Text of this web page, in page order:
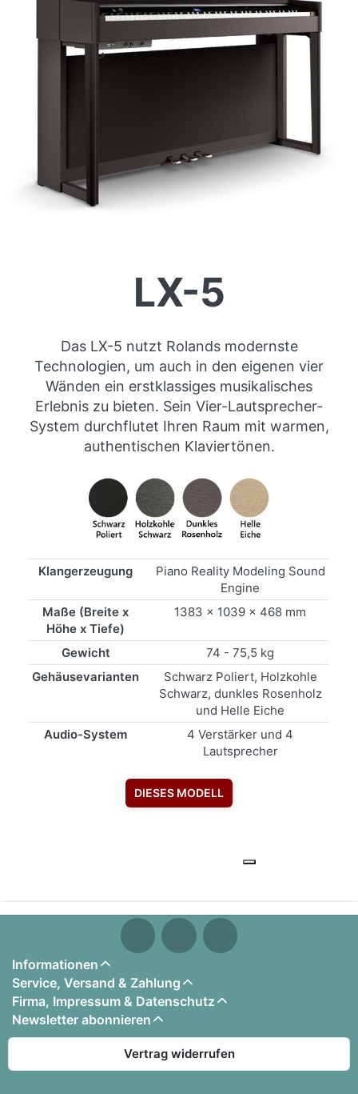
LX-5
Das LX-5 nutzt Rolands modernste
Technologien, um auch in den eigenen vier
Wänden ein erstklassiges musikalisches
Erlebnis zu bieten. Sein Vier-Lautsprecher-
System durchflutet Ihren Raum mit warmen,
authentischen Klaviertönen.
Klangerzeugung
Piano Reality Modeling Sound
Engine
Maße (Breite x
Höhe x Tiefe)
1383 x 1039 x 468 mm
Gewicht
74 - 75,5 kg
Gehäusevarianten
Schwarz Poliert, Holzkohle
Schwarz, dunkles Rosenholz
und Helle Eiche
Audio-System
4 Verstärker und 4
Lautsprecher
DIESES MODELL
Informationen
Service, Versand & Zahlung
Firma, Impressum & Datenschutz
Newsletter abonnieren
Vertrag widerrufen